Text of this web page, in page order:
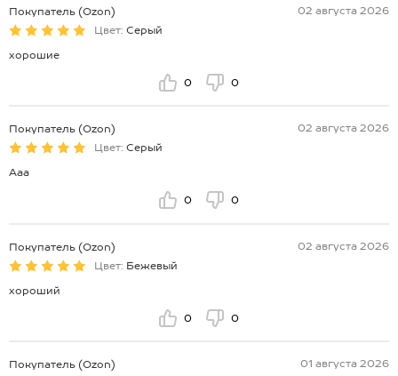
Покупатель (Ozon)
02 августа 2026
Цвет: Серый
хорошие
0 0
Покупатель (Ozon)
02 августа 2026
Цвет: Серый
Ааа
0 0
Покупатель (Ozon)
02 августа 2026
Цвет: Бежевый
хороший
0 0
Покупатель (Ozon)
01 августа 2026